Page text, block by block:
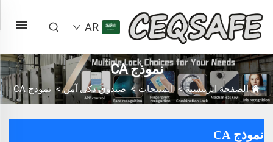
AR
نموذج CA
الصفحة الرئيسية>المنتجات >صندوق ذكي آمن> نموذج CA
نموذج CA